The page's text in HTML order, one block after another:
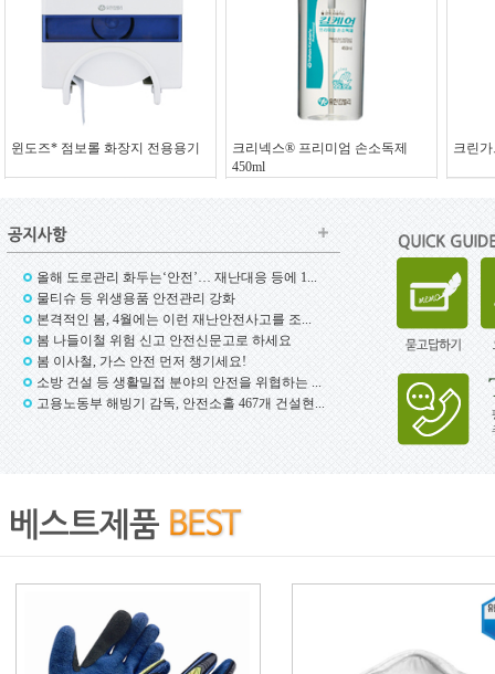
윈도즈* 점보롤 화장지 전용용기
크리넥스® 프리미엄 손소독제
450ml
크린
내산/내화학 장화 타이벡 보호/방역복 방역
락스 말통 퐁퐁 말통
올해 도로관리 화두는‘안전’… 재난대응 등에 1...
물티슈 등 위생용품 안전관리 강화
본격적인 봄, 4월에는 이런 재난안전사고를 조...
봄 나들이철 위험 신고 안전신문고로 하세요
봄 이사철, 가스 안전 먼저 챙기세요!
소방 건설 등 생활밀접 분야의 안전을 위협하는 ...
고용노동부 해빙기 감독, 안전소홀 467개 건설현...